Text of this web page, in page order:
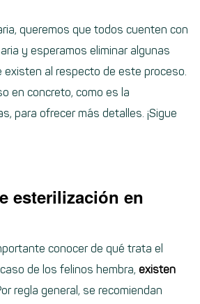
queremos que todos cuenten con
y esperamos eliminar algunas
existen al respecto de este proceso.
en concreto, como es la
para ofrecer más detalles. ¡Sigue
esterilización en
conocer de qué trata el
de los felinos hembra, existen
regla general, se recomiendan